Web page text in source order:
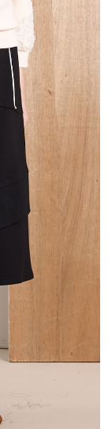
，訂單將自動取
期系統評分，恕無
算日後寄送繳費提
直營門市／銀行轉
公司）所提供，讓
將買賣／分期付款
款。
商店將以您的個人
集、處理及利用，
更正。
userRule
AFTEE先享後付」
可透過四大超商／
。
取消訂單，請聯絡
需透過AFTEE先享
示為準，若有關於
「AFTEE先享後付
home
付」服務完成之交
關給付款項請求債
意方可使用
公司不負相關責
狀況，依本公司即
公司將視審查結果